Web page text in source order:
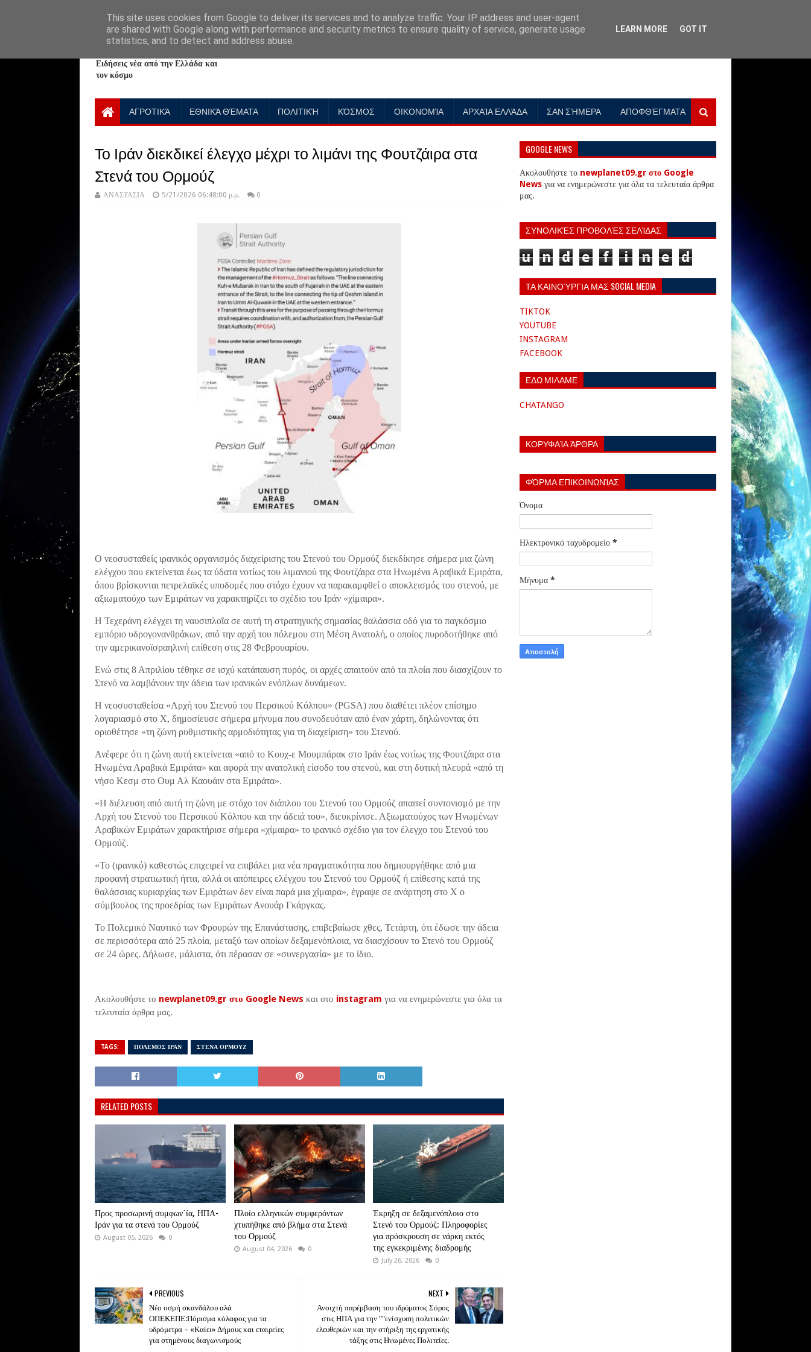
NewPlanet09
Ειδήσεις νέα από την Ελλάδα και
τον κόσμο
ΑΓΡΟΤΙΚΆ ΕΘΝΙΚΆ ΘΈΜΑΤΑ ΠΟΛΙΤΙΚΉ ΚΌΣΜΟΣ ΟΙΚΟΝΟΜΊΑ ΑΡΧΑΊΑ ΕΛΛΆΔΑ ΣΑΝ ΣΉΜΕΡΑ ΑΠΟΦΘΈΓΜΑΤΑ
Το Ιράν διεκδικεί έλεγχο μέχρι το λιμάνι της Φουτζάιρα στα
Στενά του Ορμούζ
ΑΝΑΣΤΑΣΙΑ 5/21/2026 06:48:00 μ.μ. 0
Ο νεοσυσταθείς ιρανικός οργανισμός διαχείρισης του Στενού του Ορμούζ διεκδίκησε σήμερα μια ζώνη
ελέγχου που εκτείνεται έως τα ύδατα νοτίως του λιμανιού της Φουτζάιρα στα Ηνωμένα Αραβικά Εμιράτα,
όπου βρίσκονται πετρελαϊκές υποδομές που στόχο έχουν να παρακαμφθεί ο αποκλεισμός του στενού, με
αξιωματούχο των Εμιράτων να χαρακτηρίζει το σχέδιο του Ιράν «χίμαιρα».
Η Τεχεράνη ελέγχει τη ναυσιπλοΐα σε αυτή τη στρατηγικής σημασίας θαλάσσια οδό για το παγκόσμιο
εμπόριο υδρογονανθράκων, από την αρχή του πόλεμου στη Μέση Ανατολή, ο οποίος πυροδοτήθηκε από
την αμερικανοϊσραηλινή επίθεση στις 28 Φεβρουαρίου.
Ενώ στις 8 Απριλίου τέθηκε σε ισχύ κατάπαυση πυρός, οι αρχές απαιτούν από τα πλοία που διασχίζουν το
Στενό να λαμβάνουν την άδεια των ιρανικών ενόπλων δυνάμεων.
Η νεοσυσταθείσα «Αρχή του Στενού του Περσικού Κόλπου» (PGSA) που διαθέτει πλέον επίσημο
λογαριασμό στο Χ, δημοσίευσε σήμερα μήνυμα που συνοδευόταν από έναν χάρτη, δηλώνοντας ότι
οριοθέτησε «τη ζώνη ρυθμιστικής αρμοδιότητας για τη διαχείριση» του Στενού.
Ανέφερε ότι η ζώνη αυτή εκτείνεται «από το Κουχ-ε Μουμπάρακ στο Ιράν έως νοτίως της Φουτζάιρα στα
Ηνωμένα Αραβικά Εμιράτα» και αφορά την ανατολική είσοδο του στενού, και στη δυτική πλευρά «από τη
νήσο Κεσμ στο Ουμ Αλ Καουάιν στα Εμιράτα».
«Η διέλευση από αυτή τη ζώνη με στόχο τον διάπλου του Στενού του Ορμούζ απαιτεί συντονισμό με την
Αρχή του Στενού του Περσικού Κόλπου και την άδειά του», διευκρίνισε. Αξιωματούχος των Ηνωμένων
Αραβικών Εμιράτων χαρακτήρισε σήμερα «χίμαιρα» το ιρανικό σχέδιο για τον έλεγχο του Στενού του
Ορμούζ.
«Το (ιρανικό) καθεστώς επιχειρεί να επιβάλει μια νέα πραγματικότητα που δημιουργήθηκε από μια
προφανή στρατιωτική ήττα, αλλά οι απόπειρες ελέγχου του Στενού του Ορμούζ ή επίθεσης κατά της
θαλάσσιας κυριαρχίας των Εμιράτων δεν είναι παρά μια χίμαιρα», έγραψε σε ανάρτηση στο Χ ο
σύμβουλος της προεδρίας των Εμιράτων Ανουάρ Γκάργκας.
Το Πολεμικό Ναυτικό των Φρουρών της Επανάστασης, επιβεβαίωσε χθες, Τετάρτη, ότι έδωσε την άδεια
σε περισσότερα από 25 πλοία, μεταξύ των οποίων δεξαμενόπλοια, να διασχίσουν το Στενό του Ορμούζ
σε 24 ώρες. Δήλωσε, μάλιστα, ότι πέρασαν σε «συνεργασία» με το ίδιο.
Ακολουθήστε το newplanet09.gr στο Google News και στο instagram για να ενημερώνεστε για όλα τα
τελευταία άρθρα μας.
TAGS: ΠΟΛΕΜΟΣ ΙΡΑΝ ΣΤΕΝΑ ΟΡΜΟΥΖ
RELATED POSTS
Προς προσωρινή συμφων΄ία, ΗΠΑ-
Ιράν για τα στενά του Ορμούζ
August 05, 2026 0
Πλοίο ελληνικών συμφερόντων
χτυπήθηκε από βλήμα στα Στενά
του Ορμούζ
August 04, 2026 0
Έκρηξη σε δεξαμενόπλοιο στο
Στενό του Ορμούζ: Πληροφορίες
για πρόσκρουση σε νάρκη εκτός
της εγκεκριμένης διαδρομής
July 26, 2026 0
NEXT
Ανοιχτή παρέμβαση του ιδρύματος Σόρος
στις ΗΠΑ για την ""ενίσχυση πολιτικών
ελευθεριών και την στήριξη της εργατικής
τάξης στις Ηνωμένες Πολιτείες.
PREVIOUS
Νέο οσμή σκανδάλου αλά
ΟΠΕΚΕΠΕ:Πόρισμα κόλαφος για τα
υδρόμετρα – «Καίει» Δήμους και εταιρείες
για στημένους διαγωνισμούς
GOOGLE NEWS
Ακολουθήστε το newplanet09.gr στο Google
News για να ενημερώνεστε για όλα τα τελευταία άρθρα
μας.
ΣΥΝΟΛΙΚΈΣ ΠΡΟΒΟΛΈΣ ΣΕΛΊΔΑΣ
u n d e f i n e d
ΤΑ ΚΑΙΝΟΎΡΓΙΑ ΜΑΣ SOCIAL MEDIA
TIKTOK
YOUTUBE
INSTAGRAM
FACEBOOK
ΕΔΩ ΜΙΛΑΜΕ
CHATANGO
ΚΟΡΥΦΑΊΑ ΆΡΘΡΑ
ΦΌΡΜΑ ΕΠΙΚΟΙΝΩΝΊΑΣ
Όνομα
Ηλεκτρονικό ταχυδρομείο *
Μήνυμα *
This site uses cookies from Google to deliver its services and to analyze traffic. Your IP address and user-agent
are shared with Google along with performance and security metrics to ensure quality of service, generate usage
statistics, and to detect and address abuse.
LEARN MORE GOT IT